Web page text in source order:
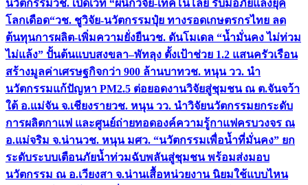
นวัตกรรมวช. เปิดเวที “ผนึกวิจัย-เทคโนโลยี รับมือภัยแล้งยุค
โลกเดือด“วช. ชูวิจัย-นวัตกรรมปุ๋ย ทางรอดเกษตรกรไทย ลด
ต้นทุนการผลิต-เพิ่มความยั่งยืนวช. ดันโมเดล “น้ำมั่นคง ไม่ท่วม
ไม่แล้ง” ปั้นต้นแบบสงขลา–พัทลุง ตั้งเป้าช่วย 1.2 แสนครัวเรือน
สร้างมูลค่าเศรษฐกิจกว่า 900 ล้านบาทวช. หนุน วว. นำ
นวัตกรรมแก้ปัญหา PM2.5 ต่อยอดงานวิจัยสู่ชุมชน ณ ต.จันจว้า
ใต้ อ.แม่จัน จ.เชียงรายวช. หนุน วว. นำวิจัยนวัตกรรมยกระดับ
การผลิตกาแฟ และศูนย์ถ่ายทอดองค์ความรู้กาแฟครบวงจร ณ
อ.แม่จริม จ.น่านวช. หนุน มศว. “นวัตกรรมเพื่อน้ำที่มั่นคง” ยก
ระดับระบบเตือนภัยน้ำท่วมฉับพลันสู่ชุมชน พร้อมส่งมอบ
นวัตกรรม ณ อ.เวียงสา จ.น่านเสื้อหน่วยงาน นิยมใช้แบบไหน